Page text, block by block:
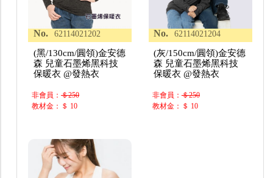
No. 62114021202
(黑/130cm/圓領)金安德
森 兒童石墨烯黑科技
保暖衣 @發熱衣
非會員：＄250
教材金：＄ 10
No. 62114021204
(灰/150cm/圓領)金安德
森 兒童石墨烯黑科技
保暖衣 @發熱衣
非會員：＄250
教材金：＄ 10